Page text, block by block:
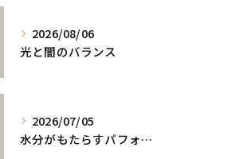
2026/08/06
光と闇のバランス
2026/07/05
水分がもたらすパフォーマンスへの影響